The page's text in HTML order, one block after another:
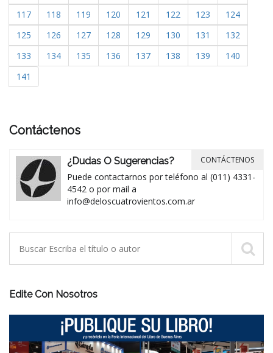
117
118 119 120 121 122 123
124
125
126 127 128 129 130 131
132
133
134 135 136 137 138 139
140
141
Contáctenos
¿Dudas O Sugerencias?
Puede contactarnos por teléfono al (011) 4331-
4542 o por mail a
info@deloscuatrovientos.com.ar
CONTÁCTENOS
Edite Con Nosotros